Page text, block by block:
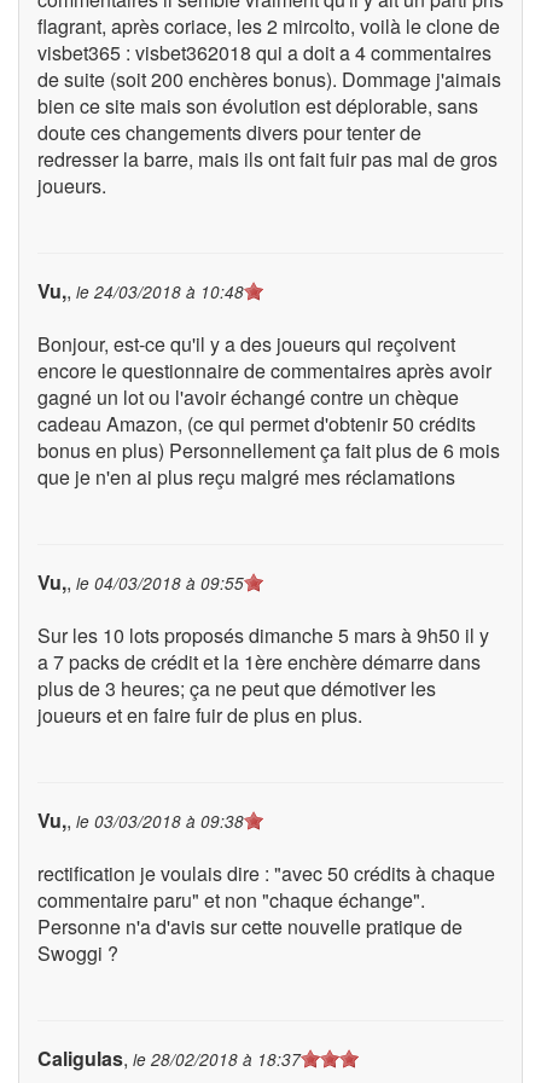
flagrant, après coriace, les 2 mircolto, voilà le clone de
visbet365 : visbet362018 qui a doit a 4 commentaires
de suite (soit 200 enchères bonus). Dommage j'aimais
bien ce site mais son évolution est déplorable, sans
doute ces changements divers pour tenter de
redresser la barre, mais ils ont fait fuir pas mal de gros
joueurs.
Vu,, le 24/03/2018 à 10:48
Bonjour, est-ce qu'il y a des joueurs qui reçoivent
encore le questionnaire de commentaires après avoir
gagné un lot ou l'avoir échangé contre un chèque
cadeau Amazon, (ce qui permet d'obtenir 50 crédits
bonus en plus) Personnellement ça fait plus de 6 mois
que je n'en ai plus reçu malgré mes réclamations
Vu,, le 04/03/2018 à 09:55
Sur les 10 lots proposés dimanche 5 mars à 9h50 il y
a 7 packs de crédit et la 1ère enchère démarre dans
plus de 3 heures; ça ne peut que démotiver les
joueurs et en faire fuir de plus en plus.
Vu,, le 03/03/2018 à 09:38
rectification je voulais dire : "avec 50 crédits à chaque
commentaire paru" et non "chaque échange".
Personne n'a d'avis sur cette nouvelle pratique de
Swoggi ?
Caligulas, le 28/02/2018 à 18:37